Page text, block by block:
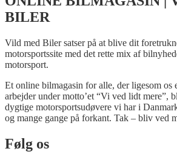
BILER
Vild med Biler satser på at blive dit
motorsportssite med det rette mix af
motorsport.
Et online bilmagasin for alle, der ligesom os
arbejder under motto’et “Vi ved lidt mere”,
dygtige motorsportsudøvere vi har i
og mange gange på forkant. Tak – bliv ved
Følg os